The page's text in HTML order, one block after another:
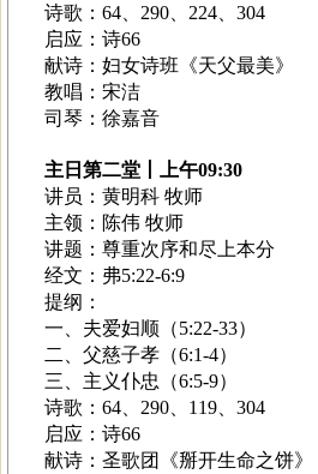
诗歌：64、290、224、304
启应：诗66
献诗：妇女诗班《天父最美》
教唱：宋洁
司琴：徐嘉音
主日第二堂丨上午09:30
讲员：黄明科 牧师
主领：陈伟 牧师
讲题：尊重次序和尽上本分
经文：弗5:22-6:9
提纲：
一、夫爱妇顺（5:22-33）
二、父慈子孝（6:1-4）
三、主义仆忠（6:5-9）
诗歌：64、290、119、304
启应：诗66
献诗：圣歌团《掰开生命之饼》